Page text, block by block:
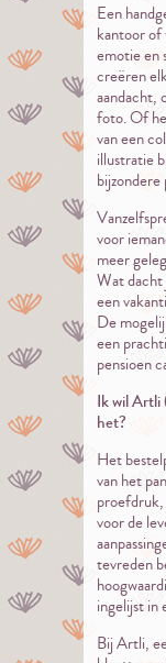
Een
kantoor of
emotie en
creëren
aandacht,
foto. Of
van een
illustratie
bijzondere
voor
meer
Wat dacht
een
De
een
pensioen
Ik wil Artli
het?
Het
van het
proefdruk,
voor de
tevreden
ingelijst in
Bij Artli,